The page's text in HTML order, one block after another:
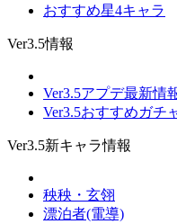
おすすめ星4キャラ
Ver3.5情報
Ver3.5アプデ最新情
Ver3.5おすすめガチ
Ver3.5新キャラ情報
秧秧・玄翎
漂泊者(電導)